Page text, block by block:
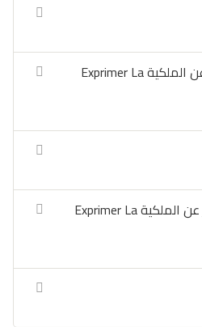
الحصة الثامنة ( التعبير عن الملكية Exprimer La
الحصة التاسعة ( التعبير عن الملكية Exprimer La